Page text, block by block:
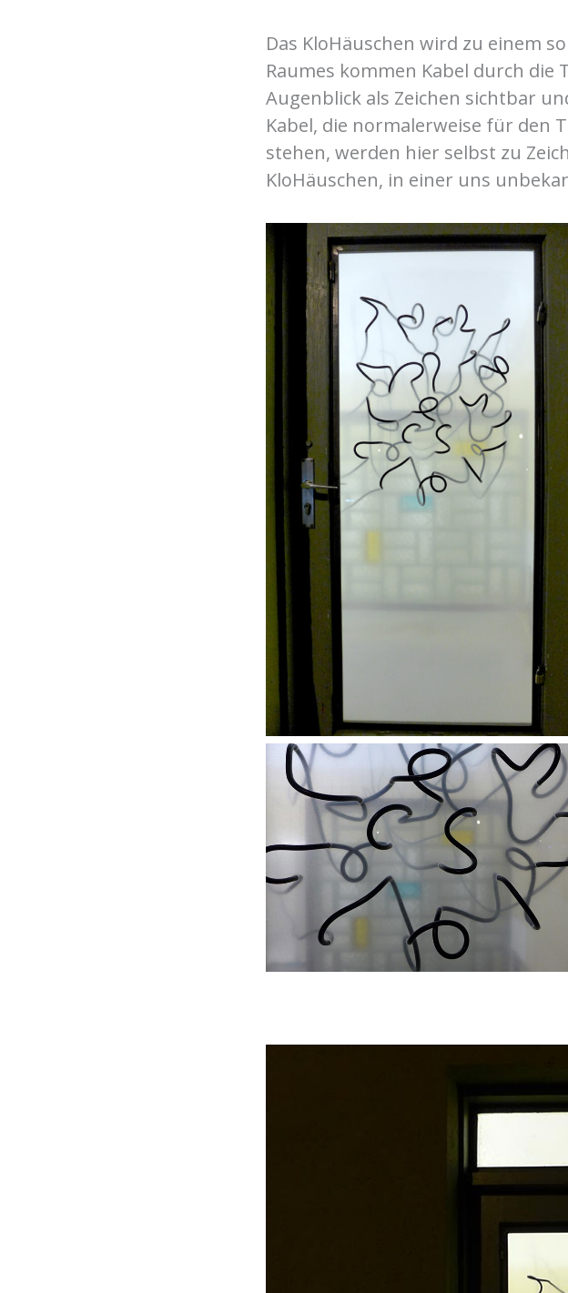
Das KloHäuschen wird zu einem
Raumes kommen Kabel durch
Augenblick als Zeichen sichtbar
Kabel, die normalerweise für den
stehen, werden hier selbst zu
KloHäuschen, in einer uns